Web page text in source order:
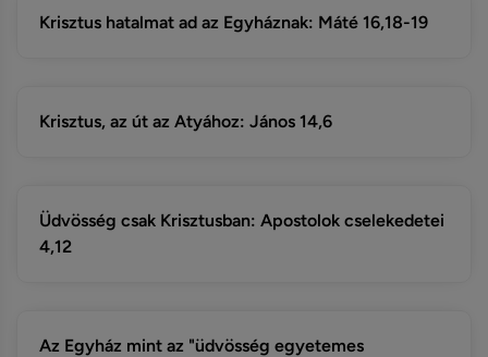
Krisztus hatalmat ad az Egyháznak: Máté 16,18-19
Krisztus, az út az Atyához: János 14,6
Üdvösség csak Krisztusban: Apostolok cselekedetei
4,12
Az Egyház mint az "üdvösség egyetemes